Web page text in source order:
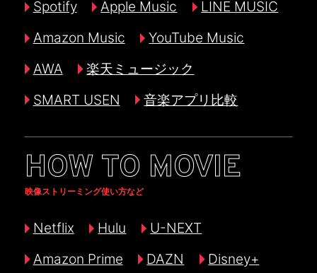
Spotify Apple Music
LINE MUSIC
Amazon Music
YouTube Music
AWA
楽天ミュージック
SMART USEN
音楽アプリ比較
HOW TO MOVIE
映像ストリーミング使い方など
Netflix Hulu
U-NEXT
Amazon Prime
DAZN
Disney+